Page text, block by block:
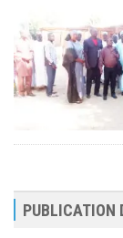
MARCHÉS
SUIVI-EVALUATION
LANGUES
PUBLICATION